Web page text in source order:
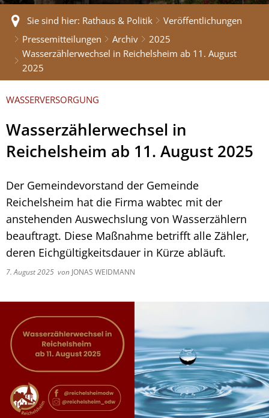
Sie sind hier: Rathaus & Politik
Veröffentlichungen
Pressemitteilungen
Archiv
2025
Wasserzählerwechsel in Reichelsheim ab 11. August
2025
WASSERVERSORGUNG
Wasserzählerwechsel in
Reichelsheim ab 11. August 2025
Der Gemeindevorstand der Gemeinde
Reichelsheim hat die Firma wabtec mit der
anstehenden Auswechslung von Wasserzählern
beauftragt. Diese Maßnahme betrifft alle Zähler,
deren Eichgültigkeitsdauer in Kürze abläuft.
7. August 2025 von JONAS WEIDMANN